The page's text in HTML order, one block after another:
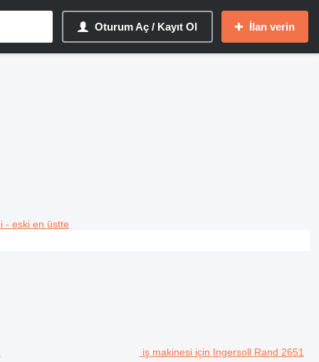
Oturum Aç / Kayıt Ol İlan verin
- eski en üstte
iş makinesi için Ingersoll Rand 2651